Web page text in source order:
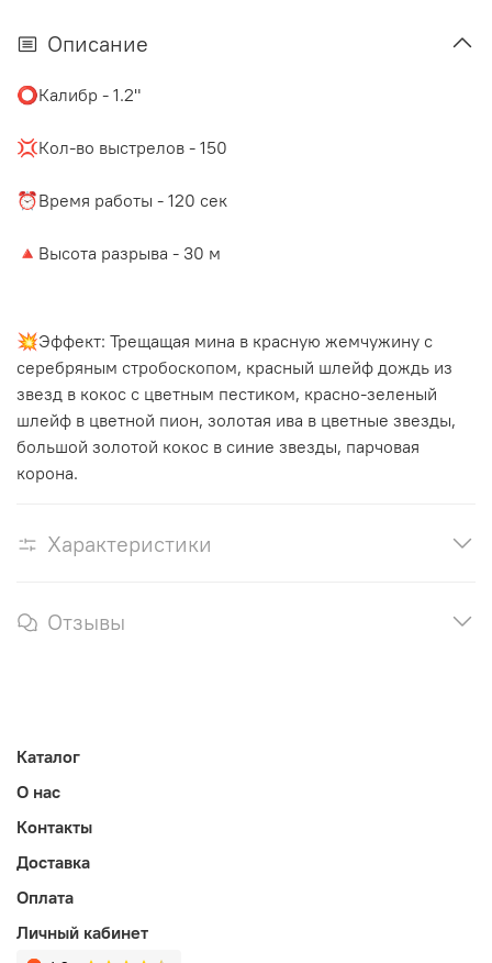
Описание
⭕️Калибр - 1.2"
💢Кол-во выстрелов - 150
⏰Время работы - 120 сек
🔺Высота разрыва - 30 м
💥Эффект: Трещащая мина в красную жемчужину с
серебряным стробоскопом, красный шлейф дождь из
звезд в кокос с цветным пестиком, красно-зеленый
шлейф в цветной пион, золотая ива в цветные звезды,
большой золотой кокос в синие звезды, парчовая
корона.
Характеристики
Отзывы
Каталог
О нас
Контакты
Доставка
Оплата
Личный кабинет